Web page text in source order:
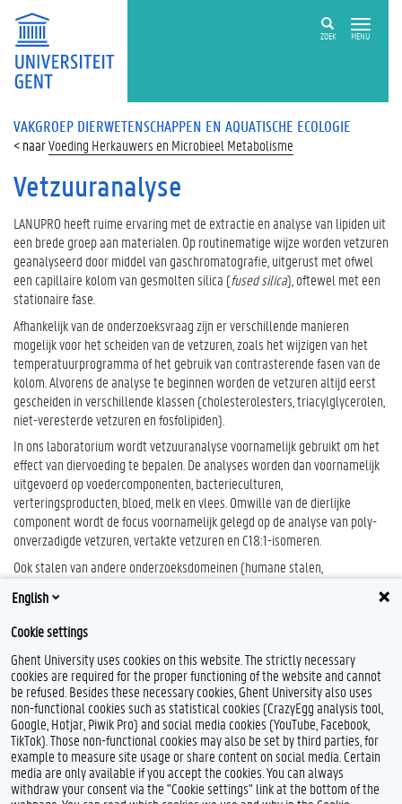
ZOEK MENU
VAKGROEP DIERWETENSCHAPPEN EN AQUATISCHE ECOLOGIE
Voeding Herkauwers en Microbieel Metabolisme
Vetzuuranalyse
LANUPRO heeft ruime ervaring met de extractie en analyse van lipiden uit
een brede groep aan materialen. Op routinematige wijze worden vetzuren
geanalyseerd door middel van gaschromatografie, uitgerust met ofwel
een capillaire kolom van gesmolten silica (fused silica), oftewel met een
stationaire fase.
Afhankelijk van de onderzoeksvraag zijn er verschillende manieren
mogelijk voor het scheiden van de vetzuren, zoals het wijzigen van het
temperatuurprogramma of het gebruik van contrasterende fasen van de
kolom. Alvorens de analyse te beginnen worden de vetzuren altijd eerst
gescheiden in verschillende klassen (cholesterolesters, triacylglycerolen,
niet-veresterde vetzuren en fosfolipiden).
In ons laboratorium wordt vetzuuranalyse voornamelijk gebruikt om het
effect van diervoeding te bepalen. De analyses worden dan voornamelijk
uitgevoerd op voedercomponenten, bacterieculturen,
verteringsproducten, bloed, melk en vlees. Omwille van de dierlijke
component wordt de focus voornamelijk gelegd op de analyse van poly-
onverzadigde vetzuren, vertakte vetzuren en C18:1-isomeren.
Ook stalen van andere onderzoeksdomeinen (humane stalen,
bodemstalen, etc.) kunnen worden geanalyseerd, gaande van
enkelvoudige stalen tot kleine onderzoeksprojecten.
Feedback
Privacy
English
Cookie settings
Ghent University uses cookies on this website. The strictly necessary
cookies are required for the proper functioning of the website and cannot
be refused. Besides these necessary cookies, Ghent University also uses
non-functional cookies such as statistical cookies (CrazyEgg analysis tool,
Google, Hotjar, Piwik Pro) and social media cookies (YouTube, Facebook,
TikTok). Those non-functional cookies may also be set by third parties, for
example to measure site usage or share content on social media. Certain
media are only available if you accept the cookies. You can always
withdraw your consent via the "Cookie settings" link at the bottom of the